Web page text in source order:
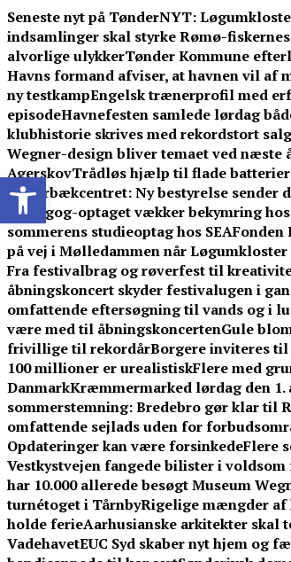
Skip
to
content
Seneste nyt på TønderNYT:
indsamlinger skal styrke Rømø-
alvorlige ulykkerTønder Kommune
Havns formand afviser, at havnen vil af
ny testkampEngelsk trænerprofil med
episodeHavnefesten samlede lørdag
klubhistorie skrives med rekordstort
Wegner-design bliver temaet ved næste
AgerskovTrådløs hjælp til flade batterier
i Skærbækcentret: Ny bestyrelse sender
pædagog-optaget vækker bekymring
sommerens studieoptag hos SEAFonden
på vej i Mølledammen når
Fra festivalbrag og røverfest til
åbningskoncert skyder festivalugen i
omfattende eftersøgning til vands og i
være med til åbningskoncertenGule
frivillige til rekordårBorgere inviteres
100 millioner er urealistiskFlere med
DanmarkKræmmermarked lørdag den
sommerstemning: Bredebro gør klar til
omfattende sejlads uden for
Opdateringer kan være forsinkedeFlere
Vestkystvejen fangede bilister i
har 10.000 allerede besøgt Museum
turnétoget i TårnbyRigelige mængder af
holde ferieAarhusianske arkitekter skal
VadehavetEUC Syd skaber nyt hjem og
Open toolbar